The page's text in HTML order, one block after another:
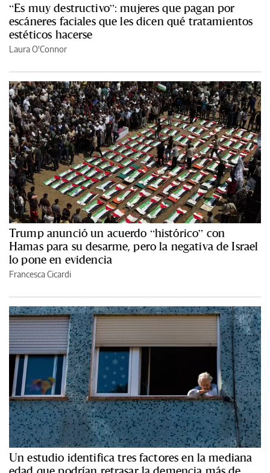
“Es muy destructivo”: mujeres que pagan por
escáneres faciales que les dicen qué tratamientos
estéticos hacerse
Laura O'Connor
Trump anunció un acuerdo “histórico” con
Hamas para su desarme, pero la negativa de Israel
lo pone en evidencia
Francesca Cicardi
Un estudio identifica tres factores en la mediana